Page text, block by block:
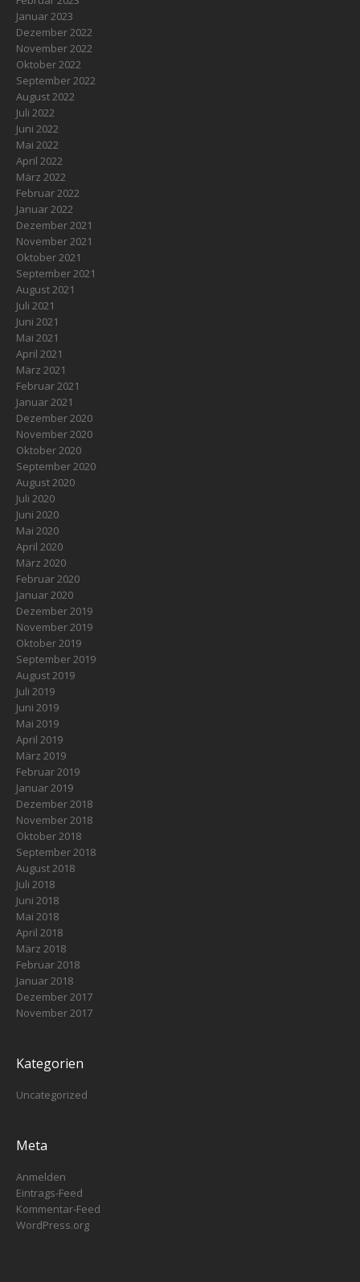
Januar 2023
Dezember 2022
November 2022
Oktober 2022
September 2022
August 2022
Juli 2022
Juni 2022
Mai 2022
April 2022
März 2022
Februar 2022
Januar 2022
Dezember 2021
November 2021
Oktober 2021
September 2021
August 2021
Juli 2021
Juni 2021
Mai 2021
April 2021
März 2021
Februar 2021
Januar 2021
Dezember 2020
November 2020
Oktober 2020
September 2020
August 2020
Juli 2020
Juni 2020
Mai 2020
April 2020
März 2020
Februar 2020
Januar 2020
Dezember 2019
November 2019
Oktober 2019
September 2019
August 2019
Juli 2019
Juni 2019
Mai 2019
April 2019
März 2019
Februar 2019
Januar 2019
Dezember 2018
November 2018
Oktober 2018
September 2018
August 2018
Juli 2018
Juni 2018
Mai 2018
April 2018
März 2018
Februar 2018
Januar 2018
Dezember 2017
November 2017
Kategorien
Uncategorized
Meta
Anmelden
Eintrags-Feed
Kommentar-Feed
WordPress.org